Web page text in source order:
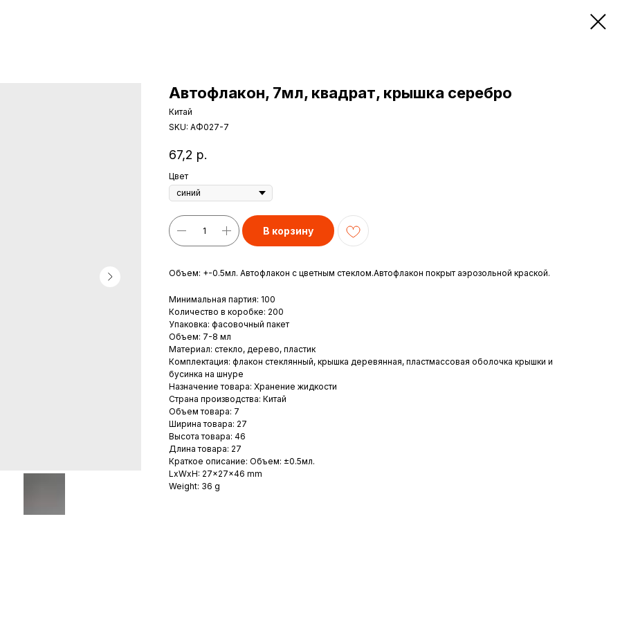
Автофлакон, 7мл, квадрат, крышка серебро
Китай
SKU: АФ027-7
67,2 р.
Цвет
В корзину
Объем: +-0.5мл. Автофлакон с цветным стеклом.Автофлакон покрыт аэрозольной краской.
Минимальная партия: 100
Количество в коробке: 200
Упаковка: фасовочный пакет
Объем: 7-8 мл
Материал: стекло, дерево, пластик
Комплектация: флакон стеклянный, крышка деревянная, пластмассовая оболочка крышки и
бусинка на шнуре
Назначение товара: Хранение жидкости
Страна производства: Китай
Объем товара: 7
Ширина товара: 27
Высота товара: 46
Длина товара: 27
Краткое описание: Объем: ±0.5мл.
LxWxH: 27x27x46 mm
Weight: 36 g